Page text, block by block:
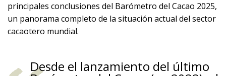
principales conclusiones del Barómetro del Cacao 2025,
un panorama completo de la situación actual del sector
cacaotero mundial.
Desde el lanzamiento del último